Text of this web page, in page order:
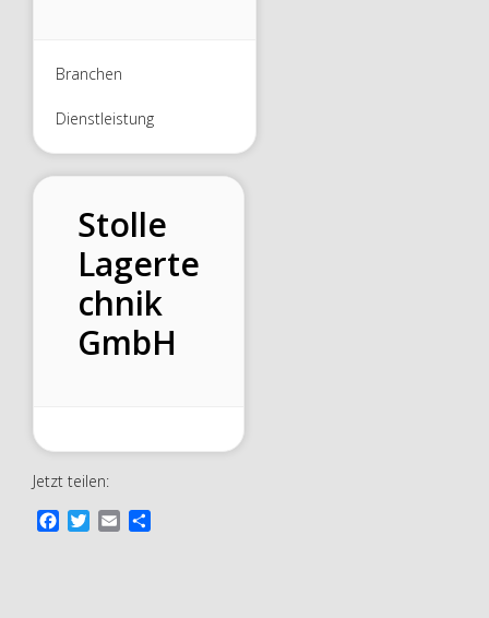
Branchen
Dienstleistung
Stolle
Lagerte
chnik
GmbH
Jetzt teilen: